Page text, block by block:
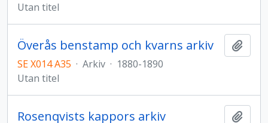
Utan titel
Överås benstamp och kvarns arkiv
SE X014 A35 · Arkiv · 1880-1890
Utan titel
Rosenqvists kappors arkiv